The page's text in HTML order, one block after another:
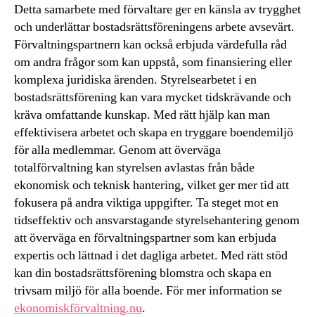
Detta samarbete med förvaltare ger en känsla av trygghet
och underlättar bostadsrättsföreningens arbete avsevärt.
Förvaltningspartnern kan också erbjuda värdefulla råd
om andra frågor som kan uppstå, som finansiering eller
komplexa juridiska ärenden. Styrelsearbetet i en
bostadsrättsförening kan vara mycket tidskrävande och
kräva omfattande kunskap. Med rätt hjälp kan man
effektivisera arbetet och skapa en tryggare boendemiljö
för alla medlemmar. Genom att överväga
totalförvaltning kan styrelsen avlastas från både
ekonomisk och teknisk hantering, vilket ger mer tid att
fokusera på andra viktiga uppgifter. Ta steget mot en
tidseffektiv och ansvarstagande styrelsehantering genom
att överväga en förvaltningspartner som kan erbjuda
expertis och lättnad i det dagliga arbetet. Med rätt stöd
kan din bostadsrättsförening blomstra och skapa en
trivsam miljö för alla boende. För mer information se
ekonomiskförvaltning.nu.